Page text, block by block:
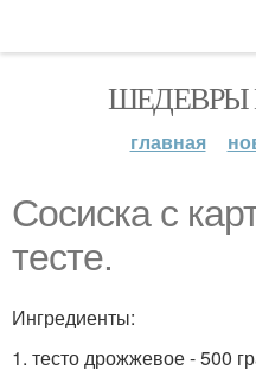
ШЕДЕВРЫ
главная
Сосиска с
тесте.
Ингредиенты:
1. тесто дрожжевое - 500